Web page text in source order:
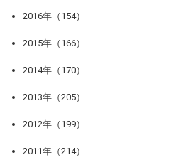
2016年（154）
2015年（166）
2014年（170）
2013年（205）
2012年（199）
2011年（214）